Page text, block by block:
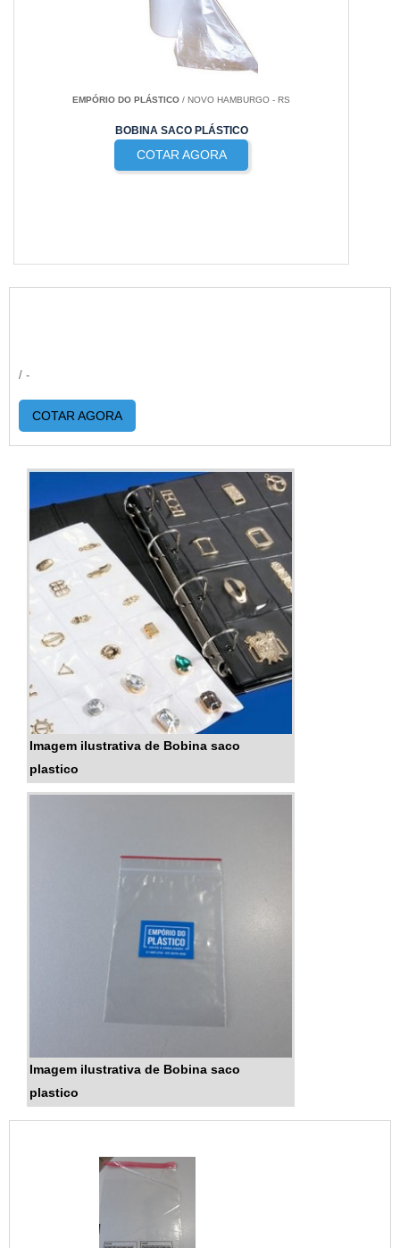
EMPÓRIO DO PLÁSTICO / NOVO HAMBURGO - RS
BOBINA SACO PLÁSTICO
COTAR AGORA
/ -
COTAR AGORA
Imagem ilustrativa de Bobina saco
plastico
Imagem ilustrativa de Bobina saco
plastico